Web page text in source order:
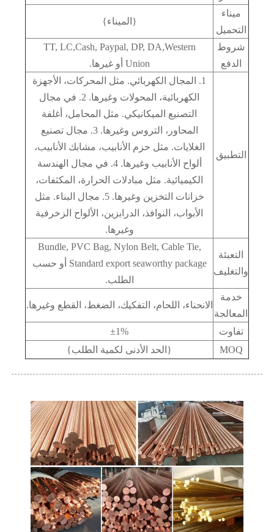
ميناء
التحميل
{الميناء}
شروط
الدفع
TT, LC,Cash, Paypal, DP, DA,Western
Union أو غيرها.
التطبيق
1. المجال الكهربائي. مثل المحركات، الأجهزة
الكهربائية، المحولات وغيرها. 2. في مجال
التصنيع الميكانيكي. مثل المحامل، أغلفة
المحاور، التروس وغيرها. 3. مجال تصنيع
الغلايات. مثل حزم الأنابيب، مشابك الأنابيب،
ألواح الأنابيب وغيرها. 4. في مجال الهندسة
الكيميائية. مثل مبادلات الحرارة، المكثفات،
خزانات التخزين وغيرها. 5. مجال البناء. مثل
الأبواب، النوافذ، الدرابزين، الألواح الزخرفية
وغيرها.
التعبئة
والتغليف
Bundle, PVC Bag, Nylon Belt, Cable Tie,
Standard export seaworthy package أو حسب
الطلب.
خدمة
المعالجة
الانحناء، اللحام، التفكيك، الضغط، القطع وغيرها.
تفاوت
±1%
MOQ
{الحد الأدنى لكمية الطلب}